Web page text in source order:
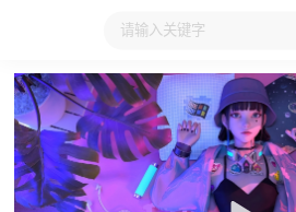
大家在看 日本动漫 国产动漫